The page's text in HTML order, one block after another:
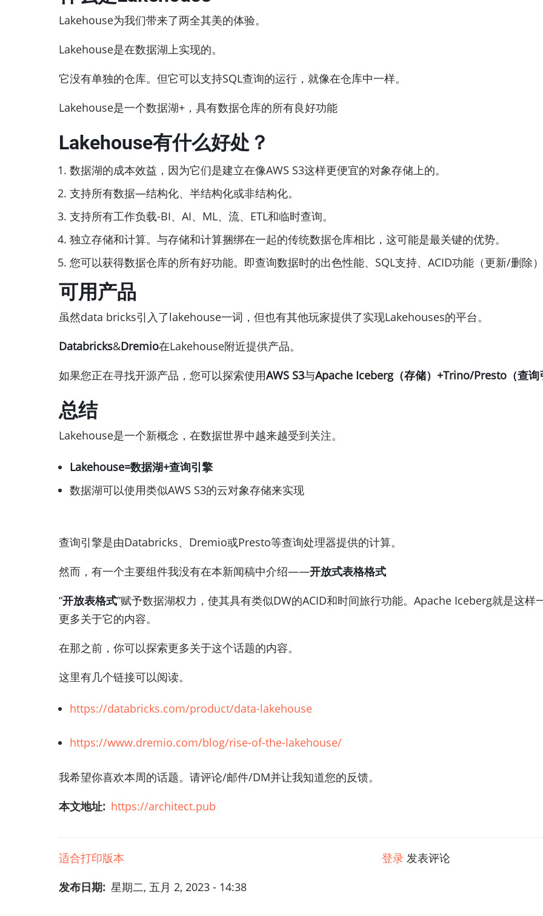
Lakehouse为我们带来了两全其美的体验。
Lakehouse是在数据湖上实现的。
它没有单独的仓库。但它可以支持SQL查询的运行，就像在仓库中一样。
Lakehouse是一个数据湖+，具有数据仓库的所有良好功能
Lakehouse有什么好处？
数据湖的成本效益，因为它们是建立在像AWS S3这样更便宜的对象存储上的。
支持所有数据—结构化、半结构化或非结构化。
支持所有工作负载-BI、AI、ML、流、ETL和临时查询。
独立存储和计算。与存储和计算捆绑在一起的传统数据仓库相比，这可能是最关键的优势。
您可以获得数据仓库的所有好功能。即查询数据时的出色性能、SQL支持、ACID功能（更新/删除）
可用产品
虽然data bricks引入了lakehouse一词，但也有其他玩家提供了实现Lakehouses的平台。
Databricks&Dremio在Lakehouse附近提供产品。
如果您正在寻找开源产品，您可以探索使用AWS S3与Apache Iceberg（存储）+Trino/Presto（查询
总结
Lakehouse是一个新概念，在数据世界中越来越受到关注。
Lakehouse=数据湖+查询引擎
数据湖可以使用类似AWS S3的云对象存储来实现
查询引擎是由Databricks、Dremio或Presto等查询处理器提供的计算。
然而，有一个主要组件我没有在本新闻稿中介绍——开放式表格格式
“开放表格式”赋予数据湖权力，使其具有类似DW的ACID和时间旅行功能。Apache Iceberg就是这
更多关于它的内容。
在那之前，你可以探索更多关于这个话题的内容。
这里有几个链接可以阅读。
https://databricks.com/product/data-lakehouse
https://www.dremio.com/blog/rise-of-the-lakehouse/
我希望你喜欢本周的话题。请评论/邮件/DM并让我知道您的反馈。
本文地址
https://architect.pub
适合打印版本 登录 发表评论
发布日期 星期二, 五月 2, 2023 - 14:38